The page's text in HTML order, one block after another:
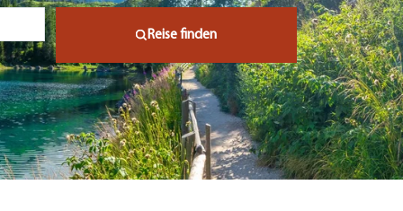
Reise finden